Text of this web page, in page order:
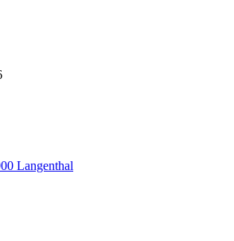
Langenthal